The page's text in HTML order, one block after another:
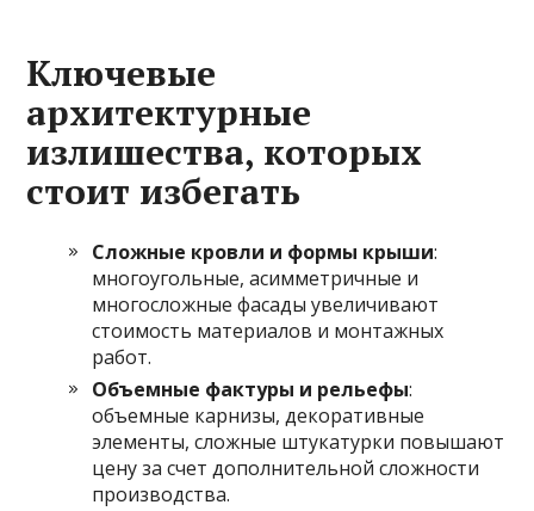
Ключевые
архитектурные
излишества, которых
стоит избегать
Сложные кровли и формы крыши:
многоугольные, асимметричные и
многосложные фасады увеличивают
стоимость материалов и монтажных
работ.
Объемные фактуры и рельефы:
объемные карнизы, декоративные
элементы, сложные штукатурки повышают
цену за счет дополнительной сложности
производства.